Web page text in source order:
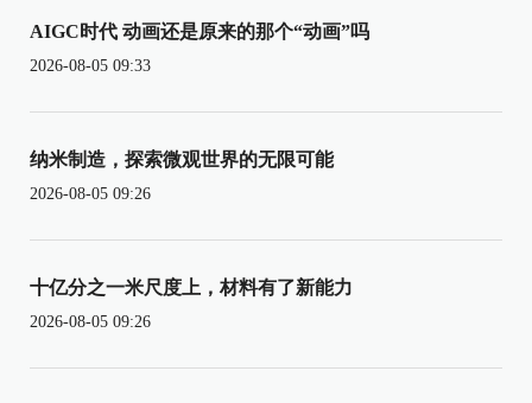
AIGC时代 动画还是原来的那个“动画”吗
2026-08-05 09:33
纳米制造，探索微观世界的无限可能
2026-08-05 09:26
十亿分之一米尺度上，材料有了新能力
2026-08-05 09:26